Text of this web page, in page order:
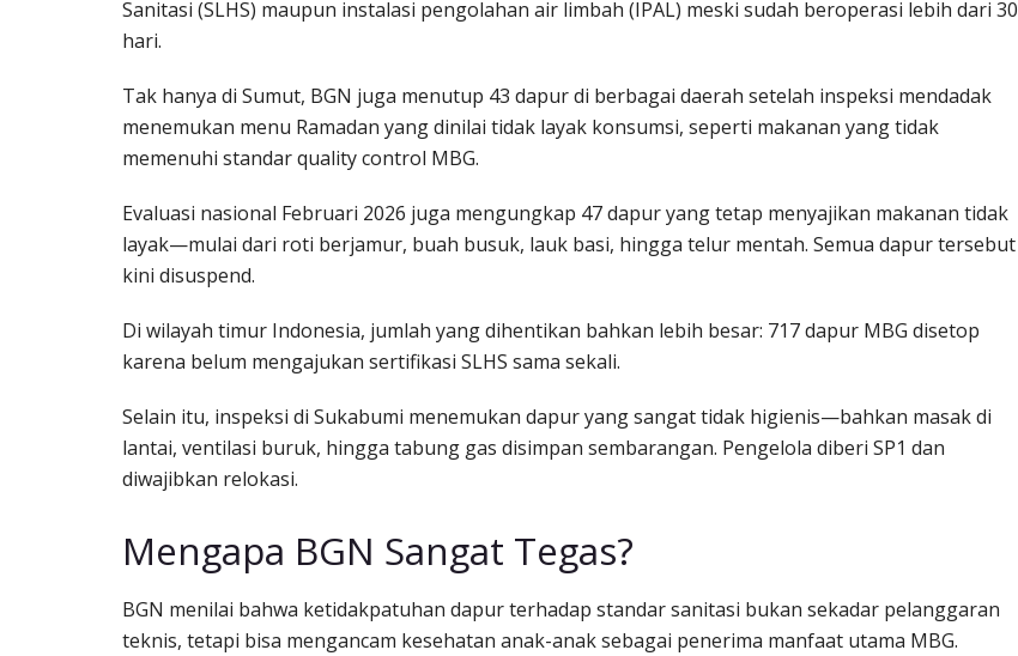
Sanitasi (SLHS) maupun instalasi pengolahan air limbah (IPAL) meski sudah beroperasi lebih dari 30
hari.
Tak hanya di Sumut, BGN juga menutup 43 dapur di berbagai daerah setelah inspeksi mendadak
menemukan menu Ramadan yang dinilai tidak layak konsumsi, seperti makanan yang tidak
memenuhi standar quality control MBG.
Evaluasi nasional Februari 2026 juga mengungkap 47 dapur yang tetap menyajikan makanan tidak
layak—mulai dari roti berjamur, buah busuk, lauk basi, hingga telur mentah. Semua dapur tersebut
kini disuspend.
Di wilayah timur Indonesia, jumlah yang dihentikan bahkan lebih besar: 717 dapur MBG disetop
karena belum mengajukan sertifikasi SLHS sama sekali.
Selain itu, inspeksi di Sukabumi menemukan dapur yang sangat tidak higienis—bahkan masak di
lantai, ventilasi buruk, hingga tabung gas disimpan sembarangan. Pengelola diberi SP1 dan
diwajibkan relokasi.
Mengapa BGN Sangat Tegas?
BGN menilai bahwa ketidakpatuhan dapur terhadap standar sanitasi bukan sekadar pelanggaran
teknis, tetapi bisa mengancam kesehatan anak-anak sebagai penerima manfaat utama MBG.